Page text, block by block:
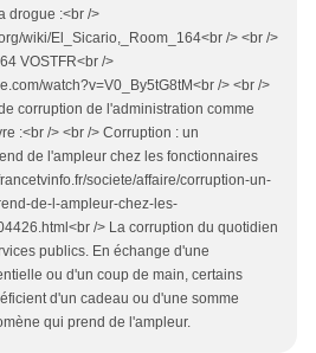
drogue :<br />
wiki/El_Sicario,_Room_164<br /> <br />
VOSTFR<br />
watch?v=V0_By5tG8tM<br /> <br />
corruption de l'administration comme
:<br /> <br /> Corruption : un
de l'ampleur chez les fonctionnaires
societe/affaire/corruption-un-
de-l-ampleur-chez-les-
/> La corruption du quotidien
publics. En échange d'une
ou d'un coup de main, certains
d'un cadeau ou d'une somme
qui prend de l'ampleur.